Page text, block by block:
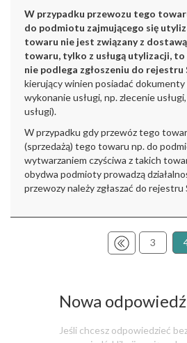
W przypadku przewozu tego
do podmiotu zajmującego się
towaru nie jest związany z
towaru, tylko z usługą utylizacji,
nie podlega zgłoszeniu do rejestru
kierujący winien posiadać
wykonanieusługi, np. zlecenie
usługi).
W przypadku gdy przewóz tego
(sprzedażą) tego towaru np. do
wytwarzaniem czyściwa ztakich
obydwa podmioty prowadzą
przewozy należy zgłaszać do rejestru
3
Nowa odpowiedź
Jeśli chcesz odpowiedzieć